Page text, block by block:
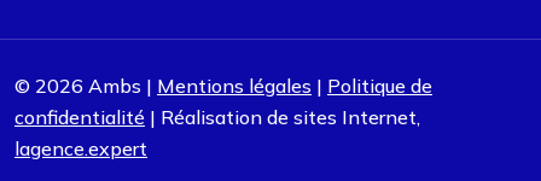
© 2026 Ambs | Mentions légales | Politique de
confidentialité | Réalisation de sites Internet,
lagence.expert